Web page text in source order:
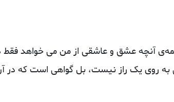
آنچه عشق و عاشقی از من می‌ خواهد
به روی یک راز نیست، بل گواهی است که در